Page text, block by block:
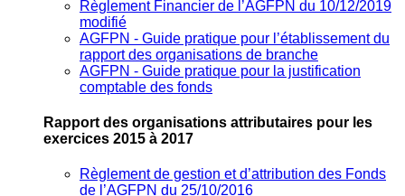
Règlement Financier de l’AGFPN du 10/12/2019
modifié
AGFPN ‐ Guide pratique pour l’établissement du
rapport des organisations de branche
AGFPN ‐ Guide pratique pour la justification
comptable des fonds
Rapport des organisations attributaires pour les
exercices 2015 à 2017
Règlement de gestion et d’attribution des Fonds
de l’AGFPN du 25/10/2016